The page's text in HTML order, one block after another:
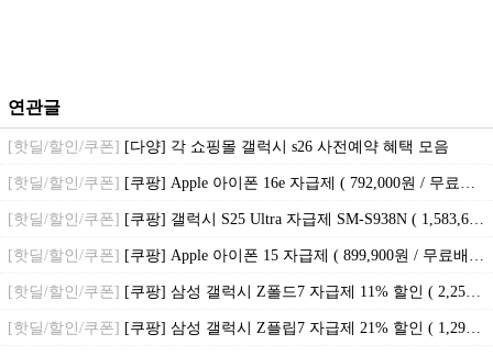
연관글
[핫딜/할인/쿠폰] [다양] 각 쇼핑몰 갤럭시 s26 사전예약 혜택 모음
[핫딜/할인/쿠폰] [쿠팡] Apple 아이폰 16e 자급제 ( 792,000원 / 무료배송 )
[핫딜/할인/쿠폰] [쿠팡] 갤럭시 S25 Ultra 자급제 SM-S938N ( 1,583,610원 / 무료배송 )
[핫딜/할인/쿠폰] [쿠팡] Apple 아이폰 15 자급제 ( 899,900원 / 무료배송 )
[핫딜/할인/쿠폰] [쿠팡] 삼성 갤럭시 Z폴드7 자급제 11% 할인 ( 2,258,000원 / 무료배송 )
[핫딜/할인/쿠폰] [쿠팡] 삼성 갤럭시 Z플립7 자급제 21% 할인 ( 1,296,000원 / 무료배송 )